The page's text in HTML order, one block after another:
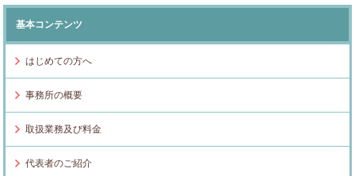
基本コンテンツ
はじめての方へ
事務所の概要
取扱業務及び料金
代表者のご紹介